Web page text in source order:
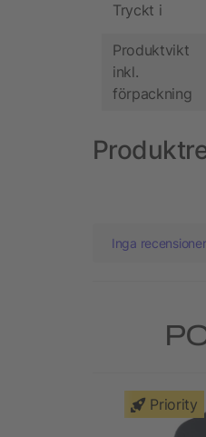
Tryckt i
Produktvikt
inkl.
förpackning
Inga
Priority